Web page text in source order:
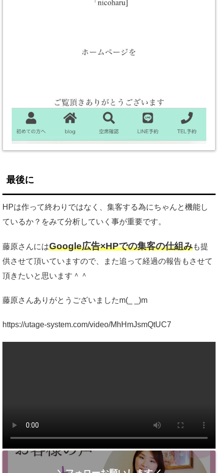
最後に
HPは作って終わりではなく、集客する為にちゃんと機能し
ているか？をみて分析していく事が重要です。
藤原さんにはGoogle広告×HPでの集客の仕組みも提
供させて頂いていますので、また追って経過の報告もさせて
頂きたいと思います＾＾
藤原さんありがとうございましたm(_ _)m
https://utage-system.com/video/MhHmJsmQtUC7